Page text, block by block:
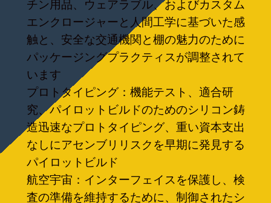
チン用品、ウェアラブル、およびカスタム
エンクロージャーと人間工学に基づいた感
触と、安全な交通機関と棚の魅力のために
パッケージングプラクティスが調整されて
います
プロトタイピング：機能テスト、適合研
究、パイロットビルドのためのシリコン鋳
造迅速なプロトタイピング、重い資本支出
なしにアセンブリリスクを早期に発見する
パイロットビルド
航空宇宙：インターフェイスを保護し、検
査の準備を維持するために、制御されたシ